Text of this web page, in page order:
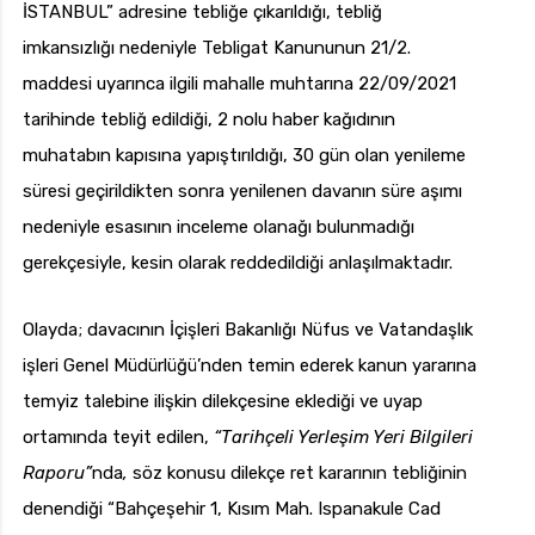
İSTANBUL” adresine tebliğe çıkarıldığı, tebliğ
imkansızlığı nedeniyle Tebligat Kanununun 21/2.
maddesi uyarınca ilgili mahalle muhtarına 22/09/2021
tarihinde tebliğ edildiği, 2 nolu haber kağıdının
muhatabın kapısına yapıştırıldığı, 30 gün olan yenileme
süresi geçirildikten sonra yenilenen davanın süre aşımı
nedeniyle esasının inceleme olanağı bulunmadığı
gerekçesiyle, kesin olarak reddedildiği anlaşılmaktadır.
Olayda; davacının İçişleri Bakanlığı Nüfus ve Vatandaşlık
işleri Genel Müdürlüğü’nden temin ederek kanun yararına
temyiz talebine ilişkin dilekçesine eklediği ve uyap
ortamında teyit edilen, “Tarihçeli Yerleşim Yeri Bilgileri
Raporu”nda, söz konusu dilekçe ret kararının tebliğinin
denendiği “Bahçeşehir 1, Kısım Mah. Ispanakule Cad